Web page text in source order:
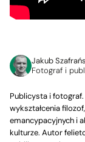
Jakub
Fotograf i
Publicysta i fotograf.
wykształcenia
emancypacyjnych i
kulturze. Autor